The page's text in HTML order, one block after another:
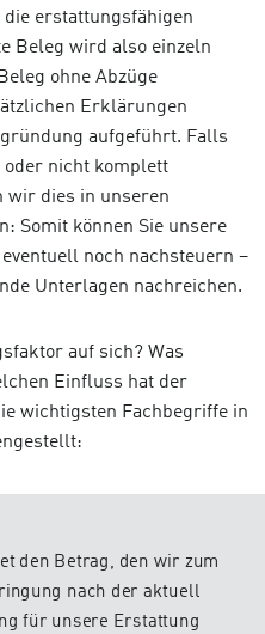
erstattungsfähigen
Beleg wird also einzeln
ohne Abzüge
Erklärungen
aufgeführt. Falls
nicht komplett
wir dies in unseren
Somit können Sie unsere
noch nachsteuern –
Unterlagen nachreichen.
auf sich? Was
Einfluss hat der
wichtigsten Fachbegriffe in
den Betrag, den wir zum
nach der aktuell
für unsere Erstattung